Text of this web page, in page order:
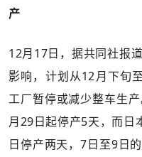
产
12月17日，据共同社报
影响，计划从12月下旬
工厂暂停或减少整车生
月29日起停产5天，而日
日停产两天，7日至9日